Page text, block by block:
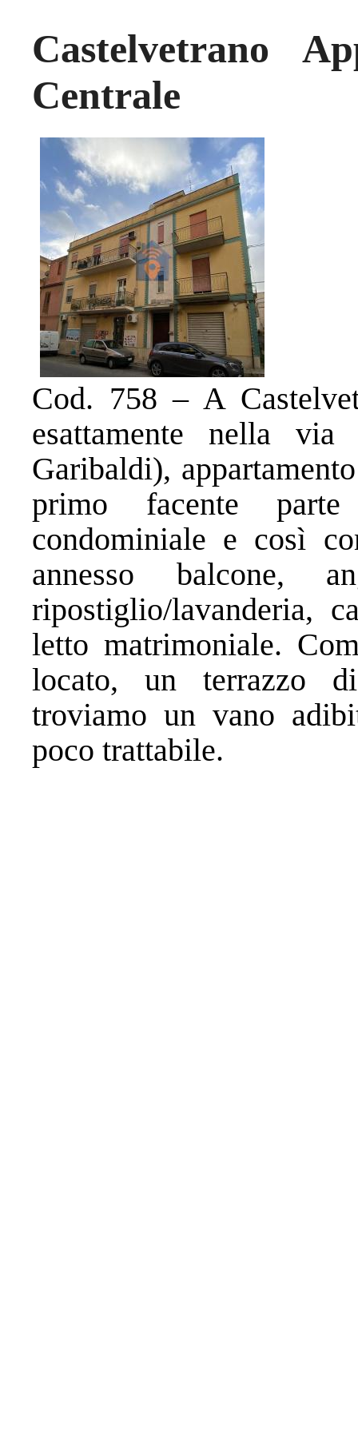
Castelvetrano
Centrale
Cod. 758 – A
esattamente nella
Garibaldi),
primo facente
condominiale e così
annesso balcone,
ripostiglio/lavanderia,
letto matrimoniale.
locato, un terrazzo
troviamo un vano
poco trattabile.